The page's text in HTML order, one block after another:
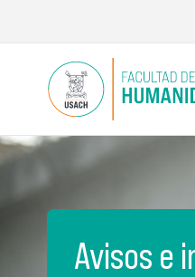
Avisos e